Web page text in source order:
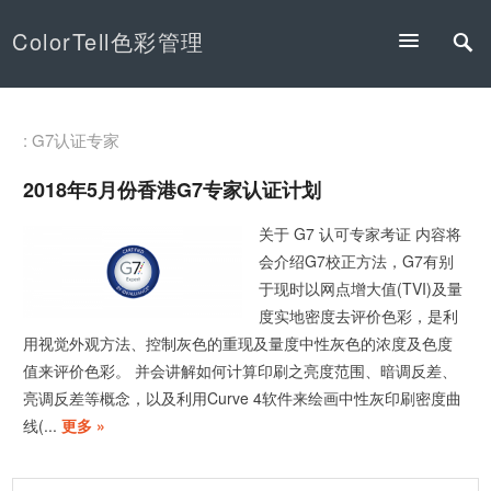
ColorTell色彩管理
: G7认证专家
2018年5月份香港G7专家认证计划
关于 G7 认可专家考证 内容将
会介绍G7校正方法，G7有别
于现时以网点增大值(TVI)及量
度实地密度去评价色彩，是利
用视觉外观方法、控制灰色的重现及量度中性灰色的浓度及色度
值来评价色彩。 并会讲解如何计算印刷之亮度范围、暗调反差、
亮调反差等概念，以及利用Curve 4软件来绘画中性灰印刷密度曲
线(...更多 »